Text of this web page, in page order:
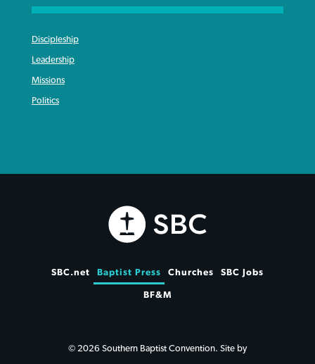
Discipleship
Leadership
Missions
Politics
SBC.net Baptist Press Churches SBC Jobs
BF&M
© 2026 Southern Baptist Convention. Site by